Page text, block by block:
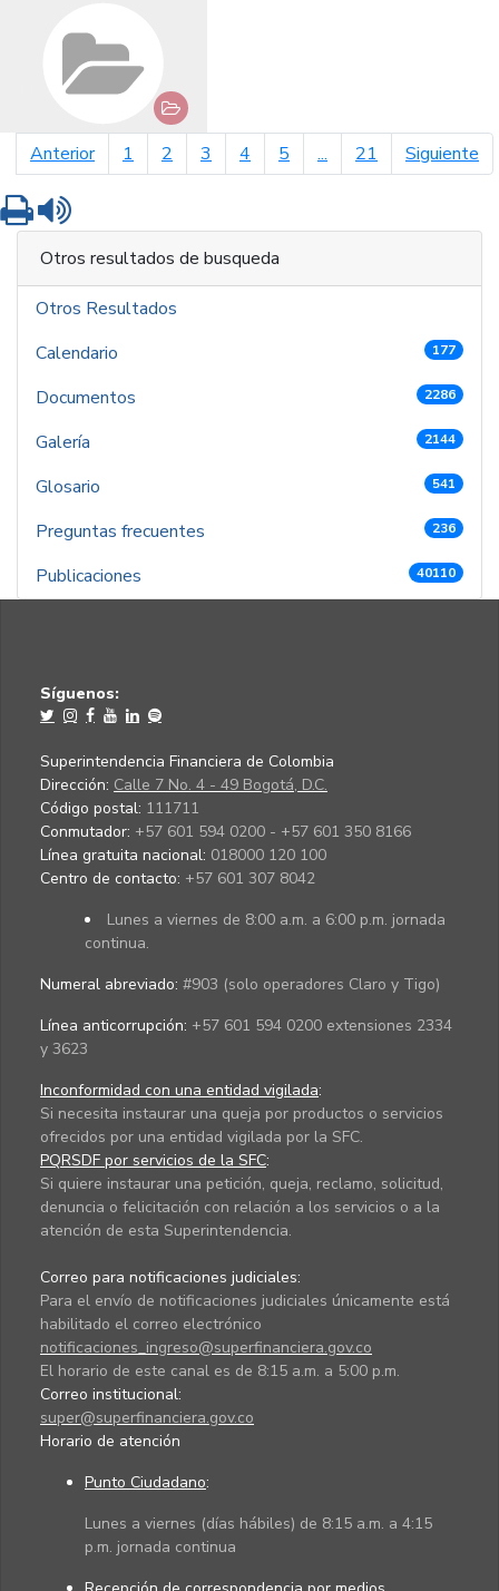
Anteriorpágina anterior
1 2 3 4 5 ... 21 Siguiente
Imprimir
Otros resultados de busqueda
Otros Resultados
Calendario
177
Documentos 2286
Galería 2144
Glosario 541
Preguntas frecuentes 236
Publicaciones 40110
Síguenos:
Superintendencia Financiera de Colombia
Dirección: Calle 7 No. 4 - 49 Bogotá, D.C.
Código postal: 111711
Conmutador: +57 601 594 0200 - +57 601 350 8166
Línea gratuita nacional: 018000 120 100
Centro de contacto: +57 601 307 8042
Lunes a viernes de 8:00 a.m. a 6:00 p.m. jornada
continua.
Numeral abreviado: #903 (solo operadores Claro y Tigo)
Línea anticorrupción: +57 601 594 0200 extensiones 2334
y 3623
Inconformidad con una entidad vigilada:
Si necesita instaurar una queja por productos o servicios
ofrecidos por una entidad vigilada por la SFC.
PQRSDF por servicios de la SFC:
Si quiere instaurar una petición, queja, reclamo, solicitud,
denuncia o felicitación con relación a los servicios o a la
atención de esta Superintendencia.
Correo para notificaciones judiciales:
Para el envío de notificaciones judiciales únicamente está
habilitado el correo electrónico
notificaciones_ingreso@superfinanciera.gov.co
El horario de este canal es de 8:15 a.m. a 5:00 p.m.
Correo institucional:
super@superfinanciera.gov.co
Horario de atención
Punto Ciudadano:
Lunes a viernes (días hábiles) de 8:15 a.m. a 4:15
p.m. jornada continua